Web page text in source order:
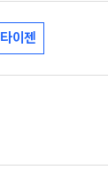
타이젠